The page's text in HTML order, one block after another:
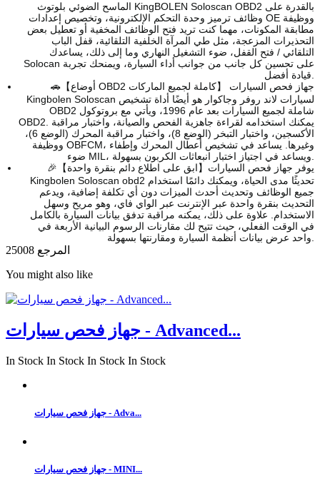
الماسح الضوئي بلوتوث KingBOLEN Soloscan OBD2 بالقدرة على
وظائف ترميز وحدة التحكم الإلكترونية، وتخصيص إعدادات OE ووظيفة
مطابقة المكونات، مهما كنت تريد فتح الوظائف المخفية أو تعطيل بعض
التحذيرات المزعجة، مثل طي المرآة الخلفية التلقائية، قفل الباب
التلقائي / فتح القفل، ضوء التشغيل النهاري وما إلى ذلك، يساعدك
Solocan على تحسين كل جانب من جوانب أداء السيارة، ويمنحك تجربة
قيادة أفضل.
🚗【أوضاع OBD2 كاملة لجميع الماركات】 جهاز فحص السيارات
Kingbolen Soloscan لسيارات لاند روفر وجاكوار هو أيضًا أداة تشخيص
OBD2 شاملة لجميع السيارات بعد عام 1996، ويأتي مع بروتوكول
OBD2. يمكنك استخدامه لقراءة جاهزية الفحص والصيانة، واختبار مراقبة
الأكسجين، واختبار التبخر (الوضع 8)، واختبار مراقبة المحرك (الوضع 6)،
ووظيفة OBFCM، وغيرها. يساعد في تشخيص أعطال المحرك وإطفاء
ضوء MIL، ويساعد في اجتياز اختبار انبعاثات الكربون بسهولة.
🎉【ابق على اطلاع دائم بنقرة واحدة】يوفر جهاز فحص السيارات
Kingbolen Soloscan obd2 تحديثًا مدى الحياة، ويمكنك دائمًا استخدام
جميع الوظائف وتحديث أحدث الميزات دون أي تكلفة إضافية، ويدعم
التحديث بنقرة واحدة عبر الإنترنت عبر الواي فاي، وهو مريح وسهل
الاستخدام. علاوة على ذلك، يمكنه مراقبة تدفق بيانات السيارة بالكامل
في الوقت الفعلي، حيث تتيح لك مقارنات الرسوم البيانية الأربعة في
واحد عرض بيانات أنظمة السيارة ومقارنتها بسهولة.
المرجع 25008
You might also like
جهاز فحص سيارات - Advanced...
In Stock In Stock In Stock In Stock
جهاز فحص سيارات - Adva...
جهاز فحص سيارات - MINI...